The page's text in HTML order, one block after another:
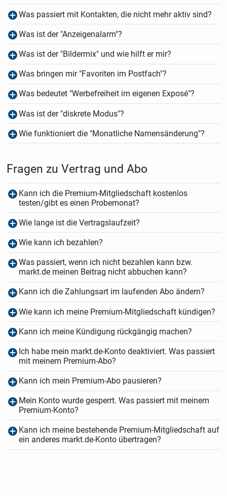
Was passiert mit Kontakten, die nicht mehr aktiv sind?
Was ist der "Anzeigenalarm"?
Was ist der "Bildermix" und wie hilft er mir?
Was bringen mir "Favoriten im Postfach"?
Was bedeutet "Werbefreiheit im eigenen Exposé"?
Was ist der "diskrete Modus"?
Wie funktioniert die "Monatliche Namensänderung"?
Fragen zu Vertrag und Abo
Kann ich die Premium-Mitgliedschaft kostenlos
testen/gibt es einen Probemonat?
Wie lange ist die Vertragslaufzeit?
Wie kann ich bezahlen?
Was passiert, wenn ich nicht bezahlen kann bzw.
markt.de meinen Beitrag nicht abbuchen kann?
Kann ich die Zahlungsart im laufenden Abo ändern?
Wie kann ich meine Premium-Mitgliedschaft kündigen?
Kann ich meine Kündigung rückgängig machen?
Ich habe mein markt.de-Konto deaktiviert. Was passiert
mit meinem Premium-Abo?
Kann ich mein Premium-Abo pausieren?
Mein Konto wurde gesperrt. Was passiert mit meinem
Premium-Konto?
Kann ich meine bestehende Premium-Mitgliedschaft auf
ein anderes markt.de-Konto übertragen?